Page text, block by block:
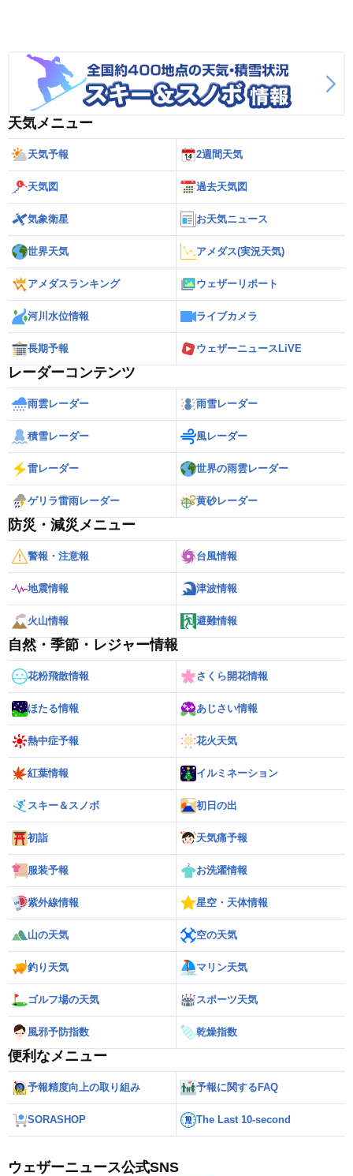
天気メニュー
天気予報 2週間天気
天気図 過去天気図
気象衛星 お天気ニュース
世界天気 アメダス(実況天気)
アメダスランキング ウェザーリポート
河川水位情報 ライブカメラ
長期予報 ウェザーニュースLiVE
レーダーコンテンツ
雨雲レーダー 雨雪レーダー
積雪レーダー 風レーダー
雷レーダー 世界の雨雲レーダー
ゲリラ雷雨レーダー 黄砂レーダー
防災・減災メニュー
警報・注意報 台風情報
地震情報 津波情報
火山情報 避難情報
自然・季節・レジャー情報
花粉飛散情報 さくら開花情報
ほたる情報 あじさい情報
熱中症予報 花火天気
紅葉情報 イルミネーション
スキー＆スノボ 初日の出
初詣 天気痛予報
服装予報 お洗濯情報
紫外線情報 星空・天体情報
山の天気 空の天気
釣り天気 マリン天気
ゴルフ場の天気 スポーツ天気
風邪予防指数 乾燥指数
便利なメニュー
予報精度向上の取り組み 予報に関するFAQ
SORASHOP The Last 10-second
ウェザーニュース公式SNS